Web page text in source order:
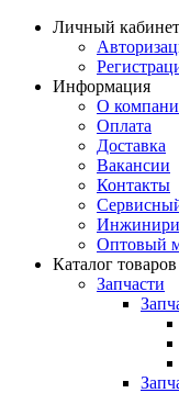
Личный кабинет
Информация
О
Оплата
Доставка
Вакансии
Контакты
Оптовый
Каталог товаров
Запчасти